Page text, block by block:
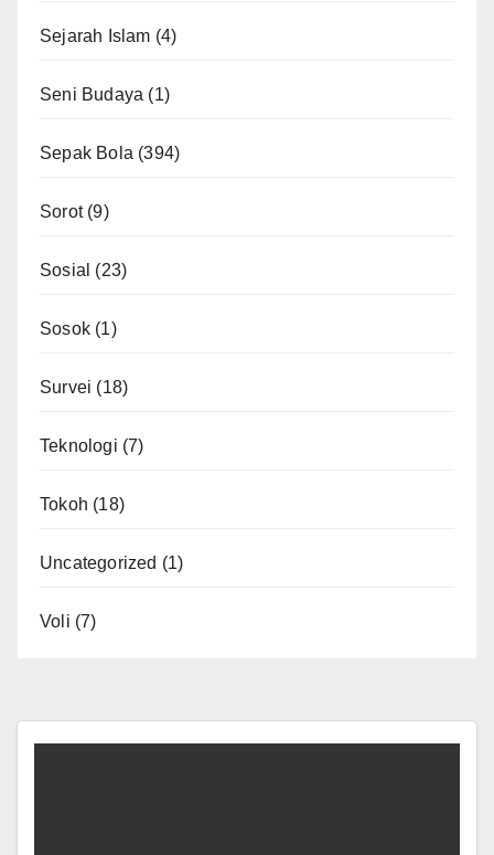
Sejarah Islam (4)
Seni Budaya (1)
Sepak Bola (394)
Sorot(9)
Sosial (23)
Sosok (1)
Survei (18)
Teknologi (7)
Tokoh (18)
Uncategorized (1)
Voli (7)